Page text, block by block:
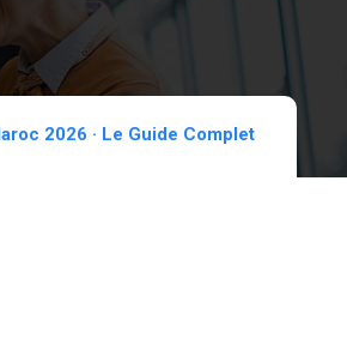
2026 · Le Guide Complet